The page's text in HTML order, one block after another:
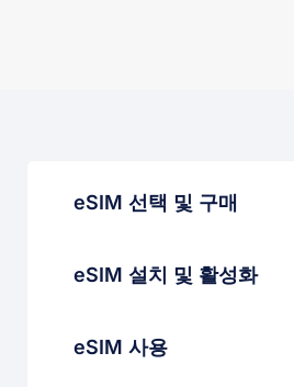
eSIM 선택 및 구매
eSIM 설치 및 활성화
eSIM 사용